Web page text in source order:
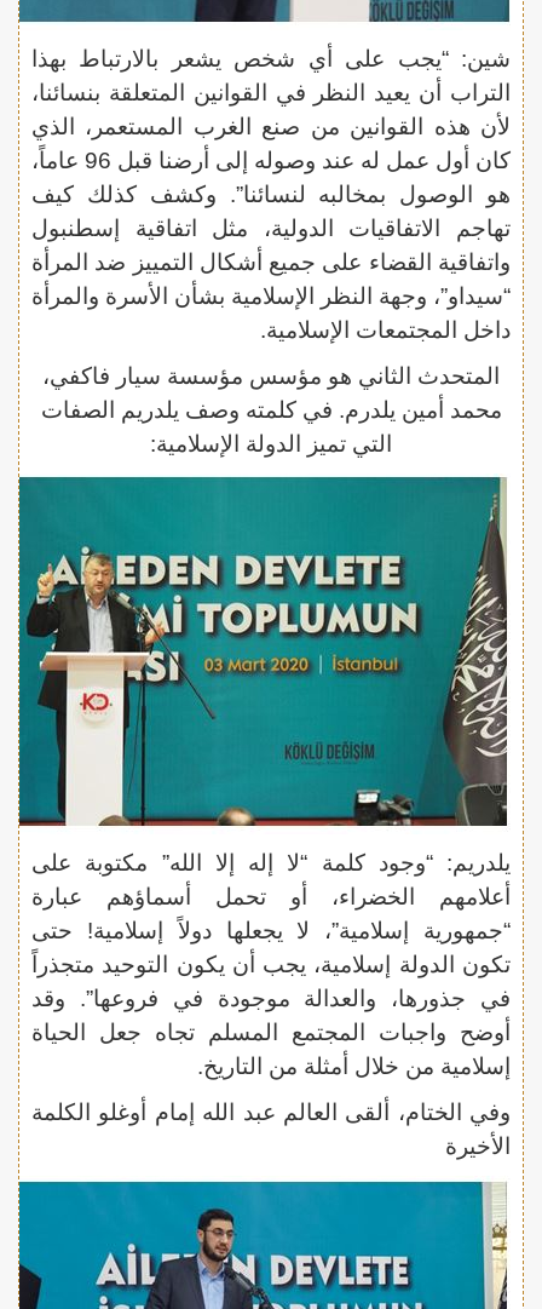
شين: “يجب على أي شخص يشعر بالارتباط بهذا
التراب أن يعيد النظر في القوانين المتعلقة بنسائنا،
لأن هذه القوانين من صنع الغرب المستعمر، الذي
كان أول عمل له عند وصوله إلى أرضنا قبل 96 عاماً،
هو الوصول بمخالبه لنسائنا”. وكشف كذلك كيف
تهاجم الاتفاقيات الدولية، مثل اتفاقية إسطنبول
واتفاقية القضاء على جميع أشكال التمييز ضد المرأة
“سيداو”، وجهة النظر الإسلامية بشأن الأسرة والمرأة
داخل المجتمعات الإسلامية.
المتحدث الثاني هو مؤسس مؤسسة سيار فاكفي،
محمد أمين يلدرم. في كلمته وصف يلدريم الصفات
التي تميز الدولة الإسلامية:
يلدريم: “وجود كلمة “لا إله إلا الله” مكتوبة على
أعلامهم الخضراء، أو تحمل أسماؤهم عبارة
“جمهورية إسلامية”، لا يجعلها دولاً إسلامية! حتى
تكون الدولة إسلامية، يجب أن يكون التوحيد متجذراً
في جذورها، والعدالة موجودة في فروعها”. وقد
أوضح واجبات المجتمع المسلم تجاه جعل الحياة
إسلامية من خلال أمثلة من التاريخ.
وفي الختام، ألقى العالم عبد الله إمام أوغلو الكلمة
الأخيرة